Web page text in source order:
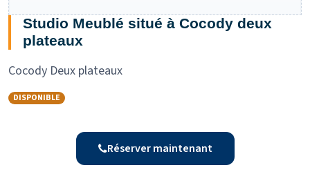
Studio Meublé situé à Cocody deux
plateaux
Cocody Deux plateaux
DISPONIBLE
Réserver maintenant